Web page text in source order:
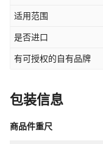
适用范围
是否进口
有可授权的自有品牌
包装信息
商品件重尺